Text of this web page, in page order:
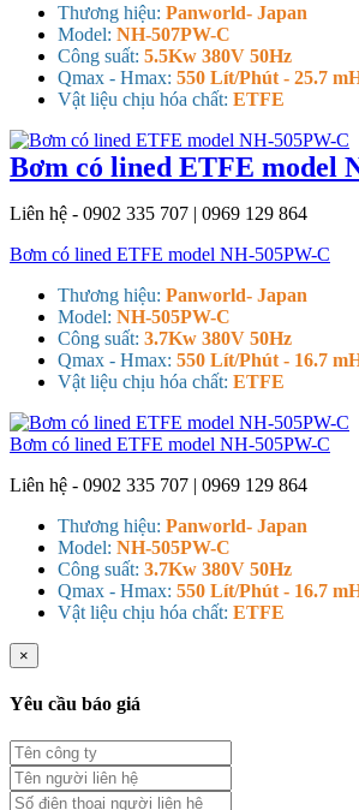
Thương hiệu: Panworld- Japan
Model: NH-507PW-C
Công suất: 5.5Kw 380V 50Hz
Qmax - Hmax: 550 Lít/Phút - 25.7
Vật liệu chịu hóa chất: ETFE
Bơm có lined ETFE model
Liên hệ - 0902 335 707 | 0969 129 864
Bơm có lined ETFE model NH-505PW-C
Thương hiệu: Panworld- Japan
Model: NH-505PW-C
Công suất: 3.7Kw 380V 50Hz
Qmax - Hmax: 550 Lít/Phút - 16.7
Vật liệu chịu hóa chất: ETFE
Bơm có lined ETFE model NH-505PW-C
Liên hệ - 0902 335 707 | 0969 129 864
Thương hiệu: Panworld- Japan
Model: NH-505PW-C
Công suất: 3.7Kw 380V 50Hz
Qmax - Hmax: 550 Lít/Phút - 16.7
Vật liệu chịu hóa chất: ETFE
×
Yêu cầu báo giá